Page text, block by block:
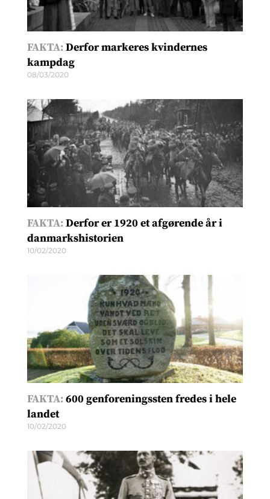
FAKTA:Derfor markeres kvindernes
kampdag
08/03/2020
FAKTA:Derfor er 1920 et afgørende år i
danmarkshistorien
10/02/2020
FAKTA:600 genforeningssten fredes i hele
landet
10/02/2020